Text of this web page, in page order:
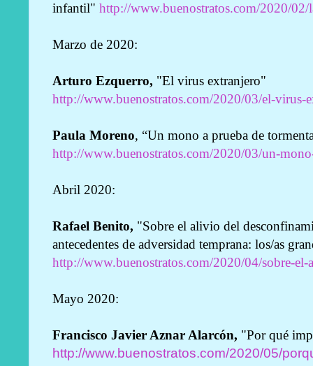
infantil"http://www.buenostratos.com/2020/02/
Marzo de 2020:
Arturo Ezquerro, "El virus extranjero"
http://www.buenostratos.com/2020/03/el-virus-
Paula Moreno, “Un mono a prueba de
http://www.buenostratos.com/2020/03/un-
Abril 2020:
Rafael Benito, "Sobre el alivio del
antecedentes de adversidad temprana: los/as
http://www.buenostratos.com/2020/04/sobre-
Mayo 2020:
Francisco Javier Aznar Alarcón, "Por qué
http://www.buenostratos.com/2020/05/